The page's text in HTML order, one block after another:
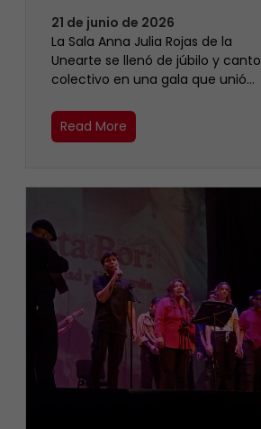
21 de junio de 2026
​La Sala Anna Julia Rojas de la
Unearte se llenó de júbilo y canto
colectivo en una gala que unió…
Read More